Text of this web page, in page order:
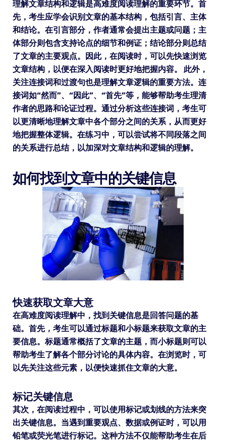
理解文章结构和逻辑是高难度阅读理解的重要环节。首
先，考生应学会识别文章的基本结构，包括引言、主体
和结论。在引言部分，作者通常会提出主题或问题；主
体部分则包含支持论点的细节和例证；结论部分则总结
了文章的主要观点。因此，在阅读时，可以先快速浏览
文章结构，以便在深入阅读时更好地把握内容。 此外，
关注连接词和过渡句也是理解文章逻辑的重要方法。连
接词如“然而”、“因此”、“首先”等，能够帮助考生理清
作者的思路和论证过程。通过分析这些连接词，考生可
以更清晰地理解文章中各个部分之间的关系，从而更好
地把握整体逻辑。在练习中，可以尝试将不同段落之间
的关系进行总结，以加深对文章结构和逻辑的理解。
如何找到文章中的关键信息
快速获取文章大意
在高难度阅读理解中，找到关键信息是回答问题的基
础。首先，考生可以通过标题和小标题来获取文章的主
要信息。标题通常概括了文章的主题，而小标题则可以
帮助考生了解各个部分讨论的具体内容。在浏览时，可
以先关注这些元素，以便快速抓住文章的大意。
标记关键信息
其次，在阅读过程中，可以使用标记或划线的方法来突
出关键信息。当遇到重要观点、数据或例证时，可以用
铅笔或荧光笔进行标记。这种方法不仅能帮助考生在后